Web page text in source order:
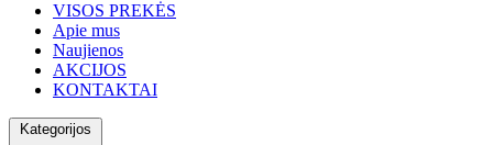
VISOS PREKĖS
Apie mus
Naujienos
AKCIJOS
KONTAKTAI
Kategorijos